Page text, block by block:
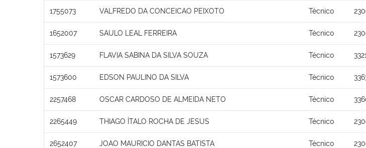
1755073 VALFREDO DA CONCEICAO PEIXOTO Técnico
1652007 SAULO LEAL FERREIRA Técnico
1573629 FLAVIA SABINA DA SILVA SOUZA Técnico
1573600 EDSON PAULINO DA SILVA Técnico
2257468 OSCAR CARDOSO DE ALMEIDA NETO Técnico
2265449 THIAGO ÍTALO ROCHA DE JESUS Técnico
2652407 JOAO MAURICIO DANTAS BATISTA Técnico